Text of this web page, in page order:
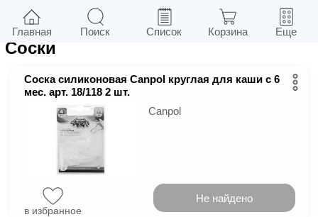
Фильтры в г.Киев
Соски
Соска силиконовая Canpol круглая для каши с 6
мес. арт. 18/118 2 шт.
Canpol
в избранное
Не найдено
Главная Поиск Список Корзина Еще